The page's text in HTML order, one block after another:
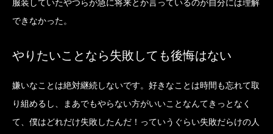
服装していたやつらが急に将来とか言っているのが自分には理解
できなかった。
やりたいことなら失敗しても後悔はない
嫌いなことは絶対継続しないです。好きなことは時間も忘れて取
り組めるし、まあでもやらない方がいいことなんてきっとなく
て、僕はどれだけ失敗したんだ！っていうぐらい失敗だらけの人